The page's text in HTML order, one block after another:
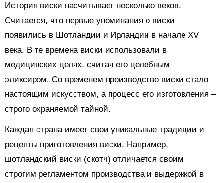
История виски насчитывает несколько веков.
Считается, что первые упоминания о виски
появились в Шотландии и Ирландии в начале XV
века. В те времена виски использовали в
медицинских целях, считая его целебным
эликсиром. Со временем производство виски стало
настоящим искусством, а процесс его изготовления –
строго охраняемой тайной.
Каждая страна имеет свои уникальные традиции и
рецепты приготовления виски. Например,
шотландский виски (скотч) отличается своим
строгим регламентом производства и выдержкой в